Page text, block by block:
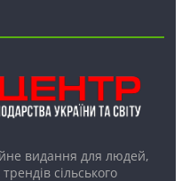
видання для людей,
сільського